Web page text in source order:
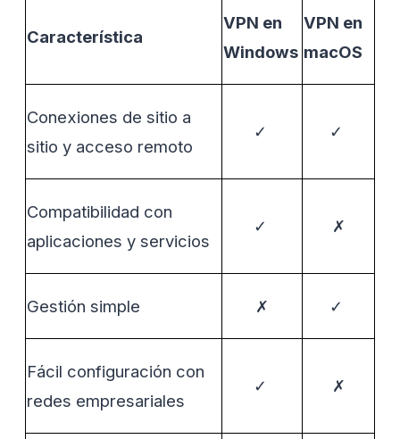
Característica
VPN en
Windows
VPN en
macOS
Conexiones de sitio a
sitio y acceso remoto
✓ ✓
Compatibilidad con
aplicaciones y servicios
✓ ✗
Gestión simple ✗ ✓
Fácil configuración con
redes empresariales
✓ ✗